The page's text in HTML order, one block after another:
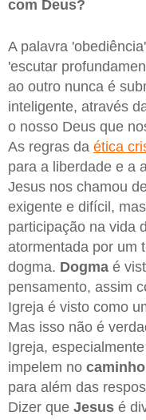
com Deus?
A palavra
'escutar
ao outro nunca é
inteligente, através
o nosso Deus que
As regras da ética
para a liberdade e a
Jesus nos chamou
exigente e difícil,
participação na vida
atormentada por um
dogma. Dogma é
pensamento, assim
Igreja é visto como
Mas isso não é
Igreja,
impelem no
para além das
Dizer que Jesus é